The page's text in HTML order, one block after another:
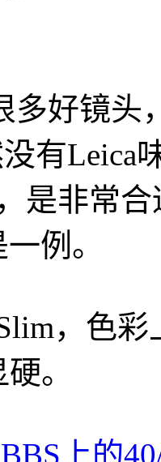
多好镜头
有Leica
是非常
例。
，色
。
上的